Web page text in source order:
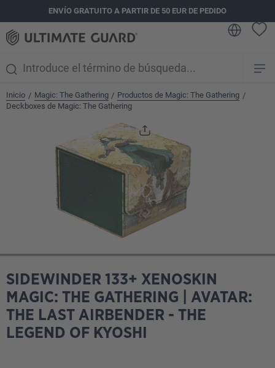
principalENVÍO GRATUITO A PARTIR DE 50 EUR DE PEDIDO
Inicio / Magic: The Gathering / Productos de Magic: The Gathering /
Deckboxes de Magic: The Gathering
SIDEWINDER 133+ XENOSKIN
MAGIC: THE GATHERING | AVATAR:
THE LAST AIRBENDER - THE
LEGEND OF KYOSHI